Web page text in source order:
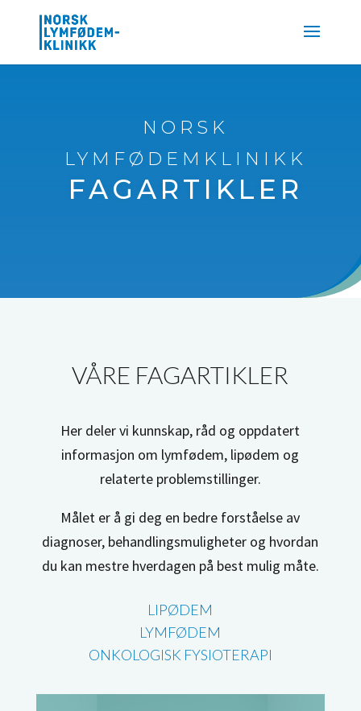
NORSK
LYMFØDEMKLINIKK
FAGARTIKLER
VÅRE FAGARTIKLER
Her deler vi kunnskap, råd og oppdatert
informasjon om lymfødem, lipødem og
relaterte problemstillinger.
Målet er å gi deg en bedre forståelse av
diagnoser, behandlingsmuligheter og hvordan
du kan mestre hverdagen på best mulig måte.
LIPØDEM
LYMFØDEM
ONKOLOGISK FYSIOTERAPI